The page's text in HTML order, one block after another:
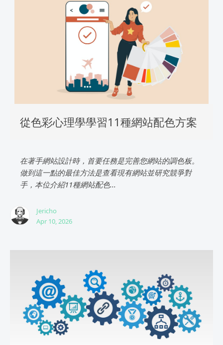
從色彩心理學學習11種網站配色方案
在著手網站設計時，首要任務是完善您網站的調色板。
做到這一點的最佳方法是查看現有網站並研究競爭對
手，本位介紹11種網站配色...
Jericho
Apr 10, 2026